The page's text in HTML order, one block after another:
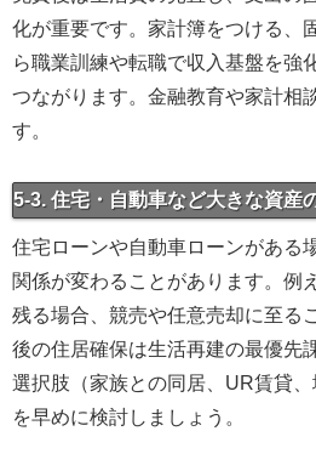
化が重要です。家計簿をつける、
ら職業訓練や転職で収入基盤を強
つながります。金融教育や家計相
す。
5-3. 住宅・自動車など大きな資産
住宅ローンや自動車ローンがある
関係が変わることがあります。例
残る場合、競売や任意売却に至る
後の住居確保は生活再建の最優先
選択肢（家族との同居、UR賃貸、
を早めに検討しましょう。